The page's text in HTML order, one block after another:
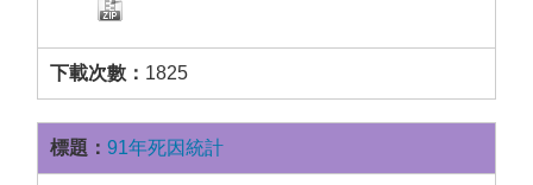
1825
91年死因統計